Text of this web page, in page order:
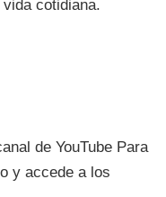
cotidiana.
de YouTube Para
y accede a los